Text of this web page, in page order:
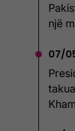
një
07/